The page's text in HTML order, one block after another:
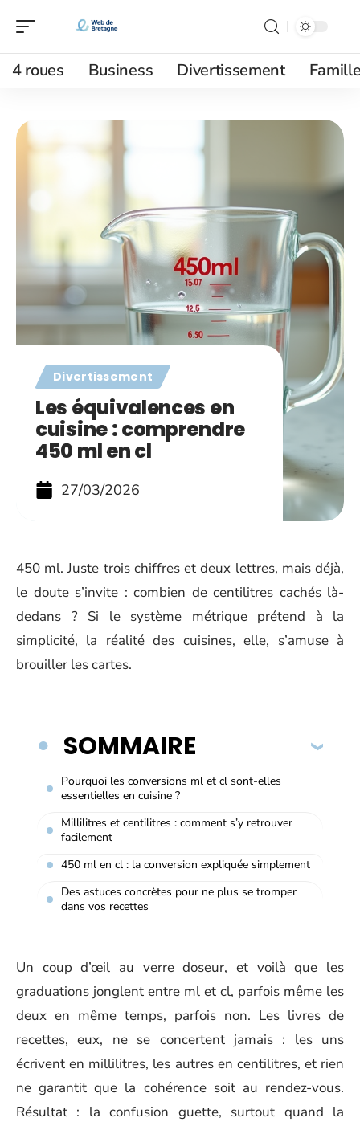
4 roues Business Divertissement
Divertissement
Les équivalences en
cuisine : comprendre
450 ml en cl
27/03/2026
450 ml. Juste trois chiffres et deux lettres, mais déjà,
le doute s’invite : combien de centilitres cachés là-
dedans ? Si le système métrique prétend à la
simplicité, la réalité des cuisines, elle, s’amuse à
brouiller les cartes.
SOMMAIRE
Pourquoi les conversions ml et cl sont-elles
essentielles en cuisine ?
Millilitres et centilitres : comment s’y retrouver
facilement
450 ml en cl : la conversion expliquée simplement
Des astuces concrètes pour ne plus se tromper
dans vos recettes
Un coup d’œil au verre doseur, et voilà que les
graduations jonglent entre ml et cl, parfois même les
deux en même temps, parfois non. Les livres de
recettes, eux, ne se concertent jamais : les uns
écrivent en millilitres, les autres en centilitres, et rien
ne garantit que la cohérence soit au rendez-vous.
Résultat : la confusion guette, surtout quand la